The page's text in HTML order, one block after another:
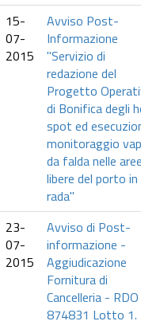
15-
07-
2015
Avviso Post-
Informazione
"Servizio di
redazione del
Progetto
di Bonifica degli
spot ed
monitoraggio
da falda nelle
libere del porto in
rada"
23-
07-
2015
Avviso di Post-
informazione -
Aggiudicazione
Fornitura di
Cancelleria - RDO
874831 Lotto 1.